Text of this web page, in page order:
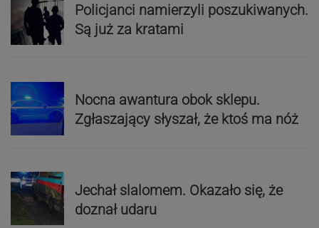
Policjanci namierzyli poszukiwanych.
Są już za kratami
Nocna awantura obok sklepu.
Zgłaszający słyszał, że ktoś ma nóż
Jechał slalomem. Okazało się, że
doznał udaru